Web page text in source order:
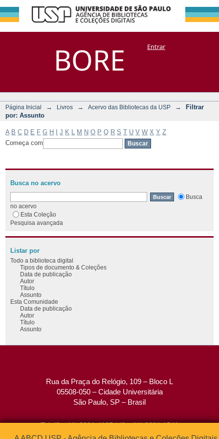
BORE
Filtrar por:
Assunto
DSpace/Manakin + CoriscoEntrar
Página Inicial → Livros → Acervo das Bibliotecas da USP →
Filtrar
por: Assunto
A B C D E F G H J K M N O P Q R S T U V W X Y Z
Começa com
Busca no acervo
Busca
no acervo
Esta Coleção
Pesquisa avançada
Listar por
Todo a biblioteca digital
Tipos de documento & Coleções
Data de publicação
Autor
Título
Assunto
Esta Comunidade
Data de publicação
Autor
Título
Assunto
Rua da Praça do Relógio, 109 – Bloco L
05508-050 – Cidade Universitária
São Paulo, SP – Brasil
Tel: (0xx11) 3091-4195 / (0xx11) 3091-1541
Fax: (0xx11) 3091-1567